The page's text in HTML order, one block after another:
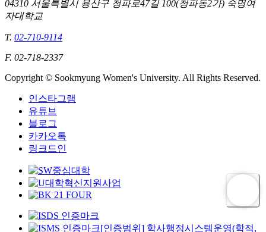
04310 서울특별시 용산구 청파로47길 100(청파동2가) 숙명여
자대학교
T. 02-710-9114
F. 02-718-2337
Copyright © Sookmyung Women's University. All Rights Reserved.
인스타그램
유튜브
블로그
카카오톡
링크드인
[인증범위] 학사행정시스템운영(학적,